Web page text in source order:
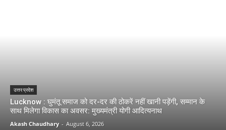
उत्तर प्रदेश
Lucknow : घुमंतू समाज को दर-दर की ठोकरें नहीं खानी पड़ेंगी, सम्मान के
साथ मिलेगा विकास का अवसर: मुख्यमंत्री योगी आदित्यनाथ
Akash Chaudhary - August 6, 2026